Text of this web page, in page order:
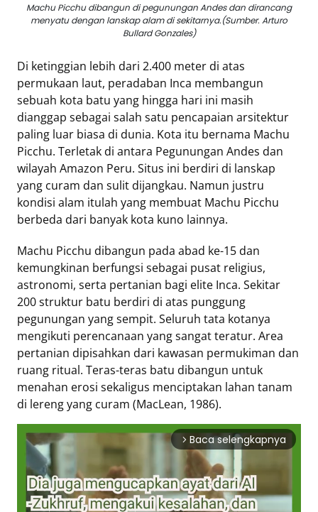
Machu Picchu dibangun di pegunungan Andes dan dirancang
menyatu dengan lanskap alam di sekitarnya.(Sumber. Arturo
Bullard Gonzales)
Di ketinggian lebih dari 2.400 meter di atas
permukaan laut, peradaban Inca membangun
sebuah kota batu yang hingga hari ini masih
dianggap sebagai salah satu pencapaian arsitektur
paling luar biasa di dunia. Kota itu bernama Machu
Picchu. Terletak di antara Pegunungan Andes dan
wilayah Amazon Peru. Situs ini berdiri di lanskap
yang curam dan sulit dijangkau. Namun justru
kondisi alam itulah yang membuat Machu Picchu
berbeda dari banyak kota kuno lainnya.
Machu Picchu dibangun pada abad ke-15 dan
kemungkinan berfungsi sebagai pusat religius,
astronomi, serta pertanian bagi elite Inca. Sekitar
200 struktur batu berdiri di atas punggung
pegunungan yang sempit. Seluruh tata kotanya
mengikuti perencanaan yang sangat teratur. Area
pertanian dipisahkan dari kawasan permukiman dan
ruang ritual. Teras-teras batu dibangun untuk
menahan erosi sekaligus menciptakan lahan tanam
di lereng yang curam (MacLean, 1986).
arrow_forward_ios Baca selengkapnya
Retizen
Do's
and
Dont's
Rules
Cara
Menjadi
Retizen